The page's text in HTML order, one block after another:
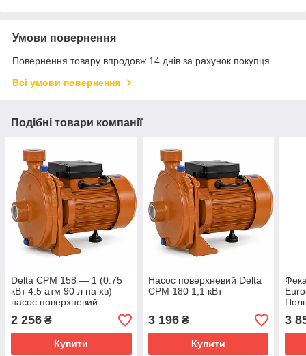
Умови повернення
Повернення товару впродовж 14 днів за рахунок покупця
Всі умови повернення
Подібні товари компанії
Delta СРМ 158 — 1 (0.75
кВт 4.5 атм 90 л на хв)
насос поверхневий
2 256 ₴
Купити
Насос поверхневий Delta
СРМ 180 1,1 кВт
3 196₴
Купити
3